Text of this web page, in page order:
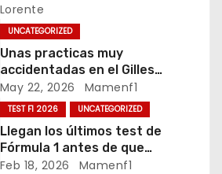
Lorente
UNCATEGORIZED
Unas practicas muy
accidentadas en el Gilles
Villeneuve deja a Fernando en
buena posición, ¿será real?… /
Crónica libes 1 GP Canadá
May 22, 2026 Mamenf1
TEST F1 2026 UNCATEGORIZED
Llegan los últimos test de
Fórmula 1 antes de que
comience la nueva temporada
Feb 18, 2026 Mamenf1